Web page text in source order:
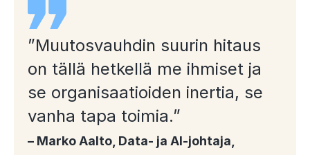
”Muutosvauhdin suurin hitaus
on tällä hetkellä me ihmiset ja
se organisaatioiden inertia, se
vanha tapa toimia.”
– Marko Aalto, Data- ja AI-johtaja,